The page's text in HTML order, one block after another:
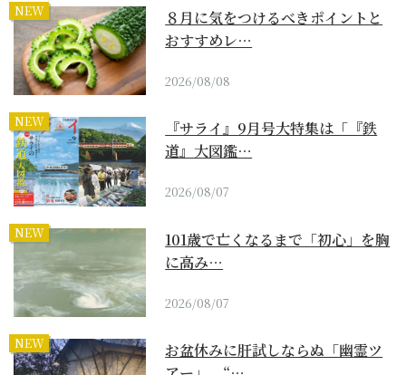
NEW
８月に気をつけるべきポイントと
おすすめレ…
2026/08/08
NEW
『サライ』9月号大特集は「『鉄
道』大図鑑…
2026/08/07
NEW
101歳で亡くなるまで「初心」を胸
に高み…
2026/08/07
NEW
お盆休みに肝試しならぬ「幽霊ツ